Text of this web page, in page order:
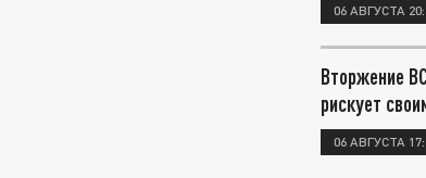
06 АВГУСТА
Вторжение
рискует
06 АВГУСТА